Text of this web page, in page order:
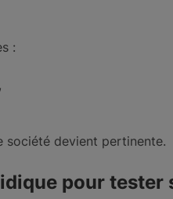
:
société devient pertinente.
pour tester